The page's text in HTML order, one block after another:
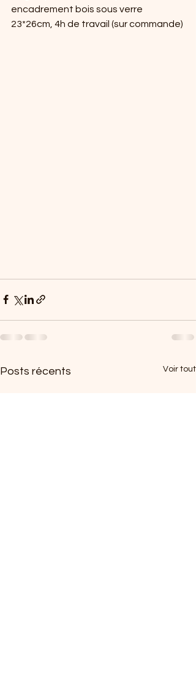
encadrement bois sous verre
23*26cm, 4h de travail (sur commande)
Posts récents Voir tout